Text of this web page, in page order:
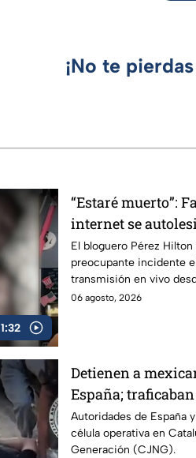
¡No te
1:32
“Estaré muerto”:
internet se
transmisión en
El bloguero Pérez
preocupante incidente
transmisión en vivo
06 agosto, 2026
Detienen a
España;
vainilla
Autoridades de España
célula operativa en
Generación (CJNG).